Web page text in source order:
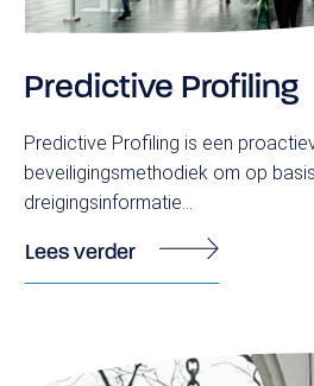
Predictive Profiling
Predictive Profiling is een
beveiligingsmethodiek om op
dreigingsinformatie...
Lees verder